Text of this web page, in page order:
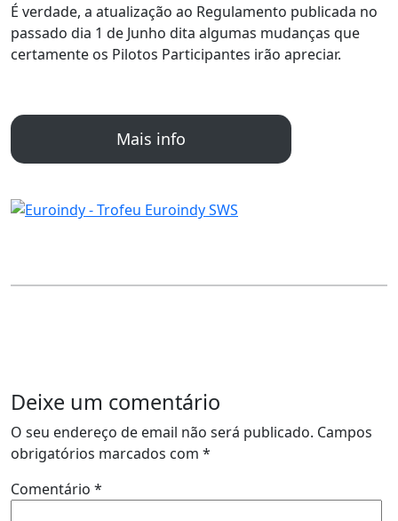
É verdade, a atualização ao Regulamento publicada no
passado dia 1 de Junho dita algumas mudanças que
certamente os Pilotos Participantes irão apreciar.
Mais info
Deixe um comentário
O seu endereço de email não será publicado. Campos
obrigatórios marcados com *
Comentário *